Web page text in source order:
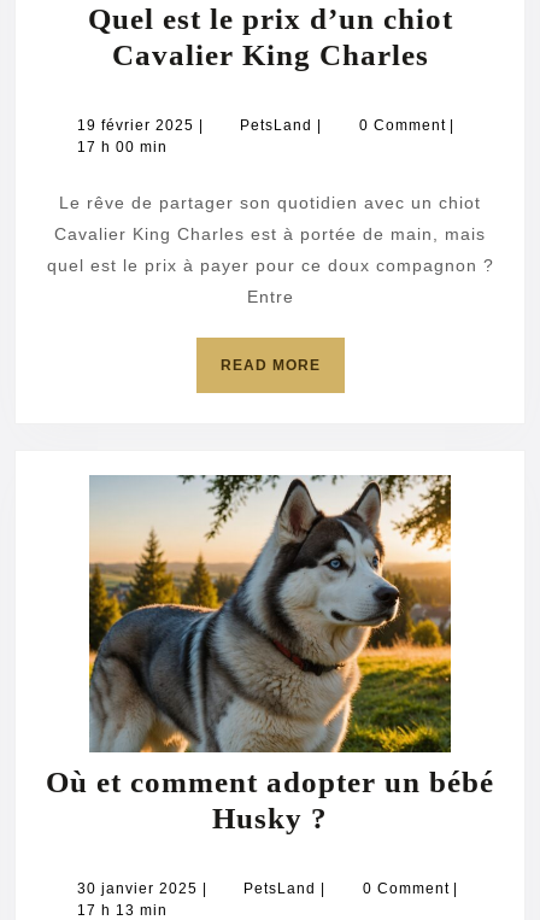
Quel est le prix d’un chiot
Cavalier King Charles
le
d’un
chiot
19 février 2025 19
| PetsLand PetsLand
| 0 Comment |
17 h 00 min
Le rêve de partager son quotidien avec un chiot
Cavalier King Charles est à portée de main, mais
quel est le prix à payer pour ce doux compagnon ?
Entre
READ MOREREAD
Où et comment adopter un bébé
Husky ?
comment
30 janvier 2025 30
PetsLand PetsLand0 Comment
17 h 13 min